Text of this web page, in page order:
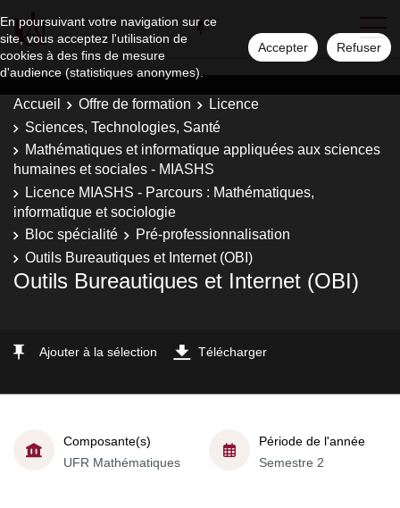
En poursuivant votre navigation sur ce
site, vous acceptez l'utilisation de
cookies à des fins de mesure
d'audience (statistiques anonymes).
Accepter Refuser
Accueil Offre de formation
Licence
Sciences, Technologies, Santé
Mathématiques et informatique appliquées aux sciences
humaines et sociales - MIASHS
Licence MIASHS - Parcours : Mathématiques,
informatique et sociologie
Bloc spécialité
Pré-professionnalisation
Outils Bureautiques et Internet (OBI)
Outils Bureautiques et Internet (OBI)
Ajouter à la sélection Télécharger
Composante(s)
UFR Mathématiques
Période de l'année
Semestre 2